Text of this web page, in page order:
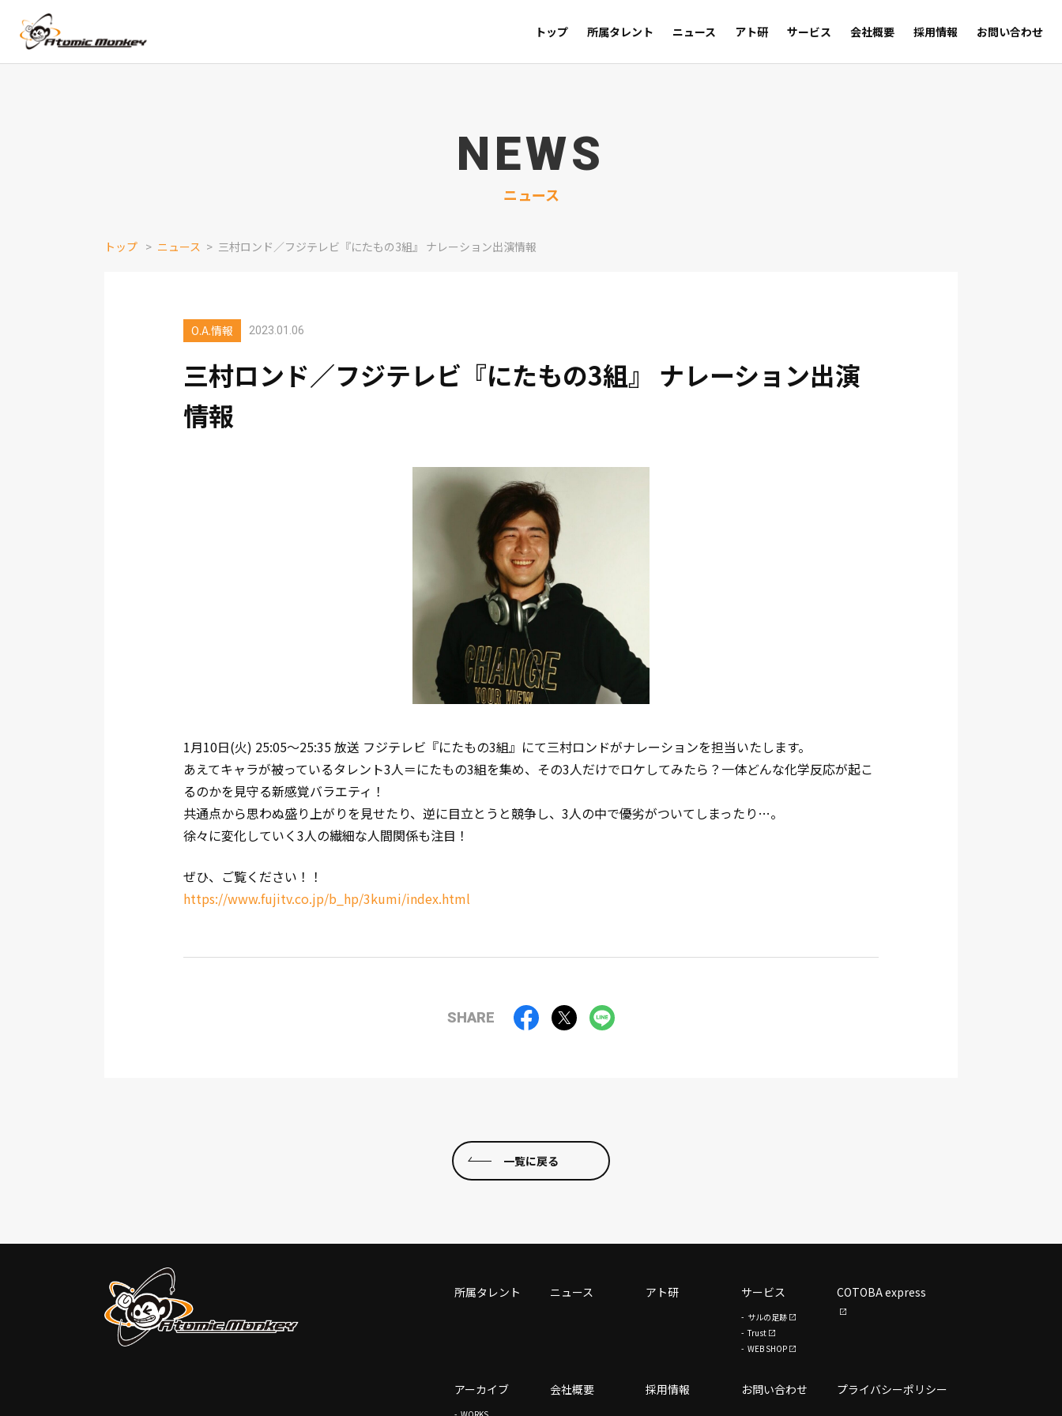
トップ 所属タレント ニュース アト研 サービス 会社概要 採用情報 お問い合わせ
NEWS
ニュース
トップ ニュース 三村ロンド／フジテレビ『にたもの3組』 ナレーション出演情報
O.A.情報 2023.01.06
三村ロンド／フジテレビ『にたもの3組』 ナレーション出演
情報
1月10日(火) 25:05～25:35 放送 フジテレビ『にたもの3組』にて三村ロンドがナレーションを担当いたします。
あえてキャラが被っているタレント3人＝にたもの3組を集め、その3人だけでロケしてみたら？一体どんな化学反応が起こ
るのかを見守る新感覚バラエティ！
共通点から思わぬ盛り上がりを見せたり、逆に目立とうと競争し、3人の中で優劣がついてしまったり…。
徐々に変化していく3人の繊細な人間関係も注目！
ぜひ、ご覧ください！！
https://www.fujitv.co.jp/b_hp/3kumi/index.html
SHARE
一覧に戻る
所属タレント ニュース アト研 サービス
サルの足跡
Trust
WEB SHOP
COTOBA express
アーカイブ 会社概要 採用情報 お問い合わせ プライバシーポリシー